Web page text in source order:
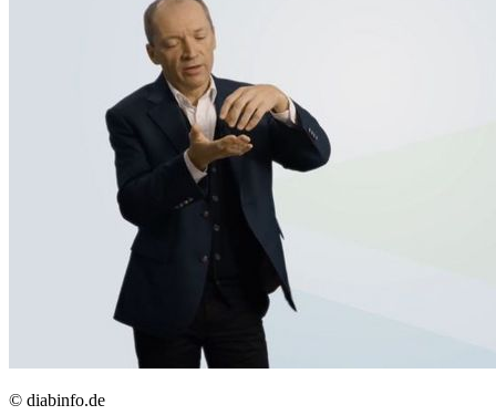
© diabinfo.de